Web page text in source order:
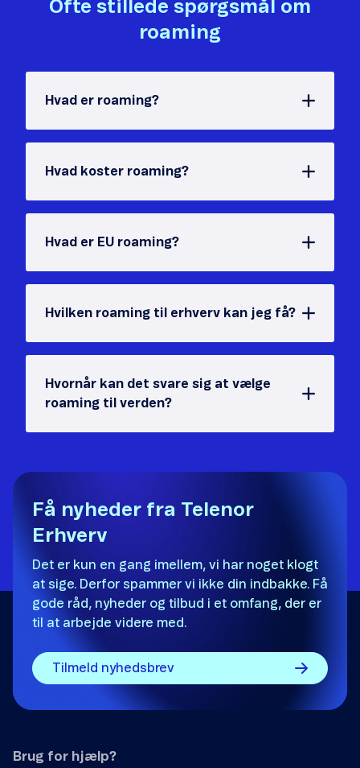
Ofte stillede spørgsmål om
roaming
Hvad er roaming?
Hvad koster roaming?
Hvad er EU roaming?
Hvilken roaming til erhverv kan jeg få?
Hvornår kan det svare sig at vælge
roaming til verden?
Få nyheder fra Telenor
Erhverv
Det er kun en gang imellem, vi har noget klogt
at sige. Derfor spammer vi ikke din indbakke. Få
gode råd, nyheder og tilbud i et omfang, der er
til at arbejde videre med.
Tilmeld nyhedsbrev
Brug for hjælp?